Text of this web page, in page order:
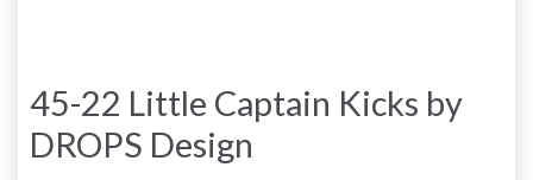
45-22 Little Captain Kicks by
DROPS Design